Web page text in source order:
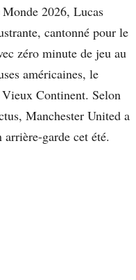
2026, Lucas
cantonné pour le
zéro minute de jeu au
américaines, le
Continent. Selon
Manchester United a
garde cet été.